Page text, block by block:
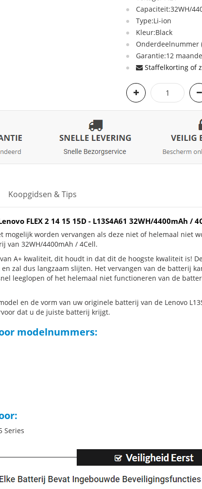
Capaciteit:32WH/
Type:Li-ion
Kleur:Black
Onderdeelnummer
Garantie:12
Staffelkorting of
Koopgidsen & Tips
FLEX 2 14 15 15D - L13S4A61 32WH/4400mAh /
mogelijk worden vervangen als deze niet of helemaal niet
van 32WH/4400mAh / 4Cell.
A+ kwaliteit, dit houdt in dat dit de hoogste kwaliteit is!
zal dus langzaam slijten. Het vervangen van de batterij
leeglopen of het helemaal niet functioneren van de
en de vorm van uw originele batterij van de Lenovo
dat u de juiste batterij krijgt.
modelnummers:
Series